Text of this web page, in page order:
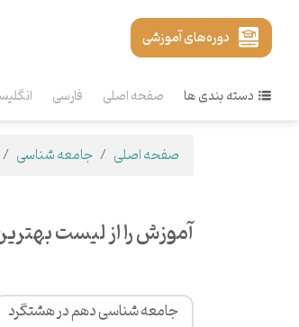
دوره‌های آموزشی
دسته بندی ها صفحه اصلی فارسی
صفحه اصلی جامعه شناسی
آموزش را از لیست
جامعه شناسی دهم در هشتگرد